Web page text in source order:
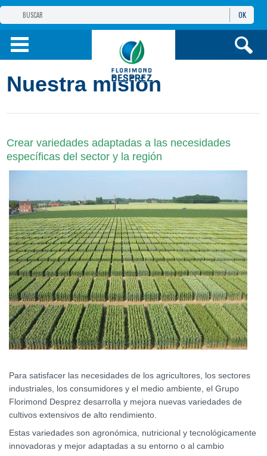
GRUPO
PRODUCTOS
OK
Nuestra misión
Crear variedades adaptadas a las necesidades
específicas del sector y la región
Para satisfacer las necesidades de los agricultores, los sectores
industriales, los consumidores y el medio ambiente, el Grupo
Florimond Desprez desarrolla y mejora nuevas variedades de
cultivos extensivos de alto rendimiento.
Estas variedades son agronómica, nutricional y tecnológicamente
innovadoras y mejor adaptadas a su entorno o al cambio